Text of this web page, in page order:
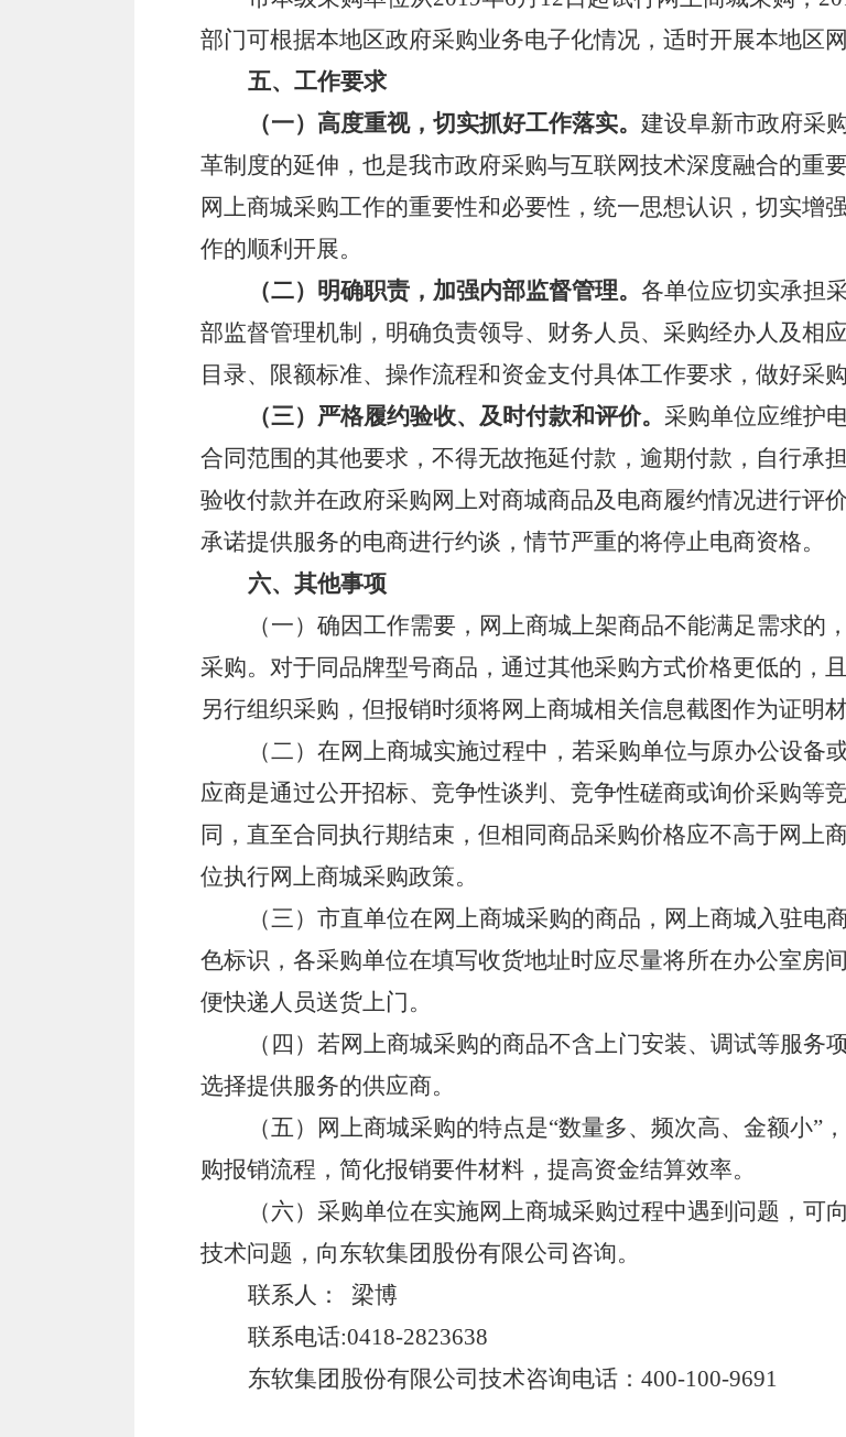
部门可根据本地区政府采购业务电子化情况，适时开展本地区
五、工作要求
（一）高度重视，切实抓好工作落实。 建设阜新市政府采
革制度的延伸，也是我市政府采购与互联网技术深度融合的重
网上商城采购工作的重要性和必要性，统一思想认识，切实增
作的顺利开展。
（二）明确职责，加强内部监督管理。 各单位应切实承担
部监督管理机制，明确负责领导、财务人员、采购经办人及相
目录、限额标准、操作流程和资金支付具体工作要求，做好采
（三）严格履约验收、及时付款和评价。 采购单位应维护
合同范围的其他要求，不得无故拖延付款，逾期付款，自行承
验收付款并在政府采购网上对商城商品及电商履约情况进行评
承诺提供服务的电商进行约谈，情节严重的将停止电商资格。
六、其他事项
（一）确因工作需要，网上商城上架商品不能满足需求
采购。对于同品牌型号商品，通过其他采购方式价格更低的，
另行组织采购，但报销时须将网上商城相关信息截图作为证明材
（二）在网上商城实施过程中，若采购单位与原办公设
应商是通过公开招标、竞争性谈判、竞争性磋商或询价采购等
同，直至合同执行期结束，但相同商品采购价格应不高于网上
位执行网上商城采购政策。
（三）市直单位在网上商城采购的商品，网上商城入驻电
色标识，各采购单位在填写收货地址时应尽量将所在办公室房
便快递人员送货上门。
（四）若网上商城采购的商品不含上门安装、调试等服
选择提供服务的供应商。
（五）网上商城采购的特点是“数量多、频次高、金额小”
购报销流程，简化报销要件材料，提高资金结算效率。
（六）采购单位在实施网上商城采购过程中遇到问题，可
技术问题，向东软集团股份有限公司咨询。
联系人：
梁博
联系电话:0418-2823638
东软集团股份有限公司技术咨询电话： 400-100-9691